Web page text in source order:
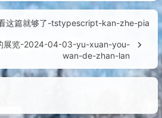
这篇就够了-tstypescript-kan-zhe-pia
展览-2024-04-03-yu-xuan-you-
wan-de-zhan-lan